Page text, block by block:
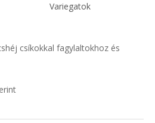
Variegatok
csíkokkal fagylaltokhoz és